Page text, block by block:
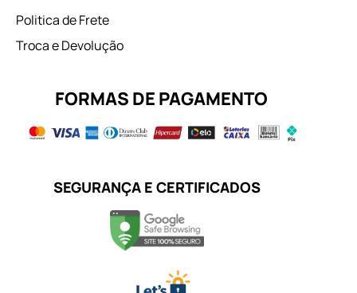
Politica de Frete
Troca e Devolução
FORMAS DE PAGAMENTO
SEGURANÇA E CERTIFICADOS